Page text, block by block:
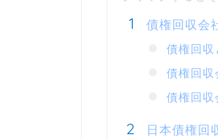
債権回収会
債権回収
債権回収
債権回収
日本債権回